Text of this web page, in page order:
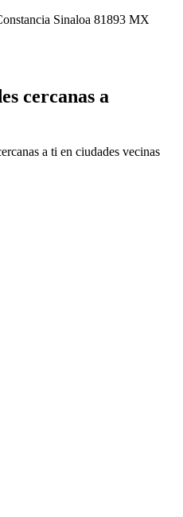
Sinaloa 81893 MX
cercanas a
a ti en ciudades vecinas